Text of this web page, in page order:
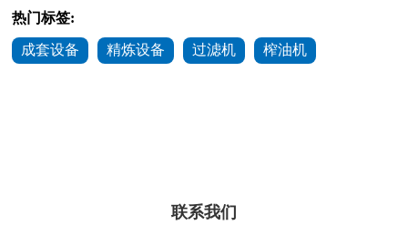
热门标签:
成套设备 精炼设备 过滤机 榨油机
联系我们